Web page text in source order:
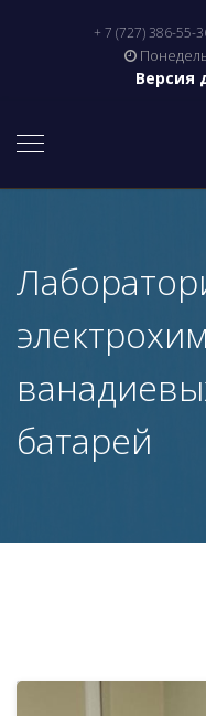
+ 7 (727) 386-55-
Версия
батарей